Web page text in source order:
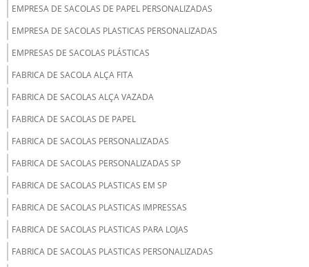
EMPRESA DE SACOLAS DE PAPEL PERSONALIZADAS
EMPRESA DE SACOLAS PLASTICAS PERSONALIZADAS
EMPRESAS DE SACOLAS PLÁSTICAS
FABRICA DE SACOLA ALÇA FITA
FABRICA DE SACOLAS ALÇA VAZADA
FABRICA DE SACOLAS DE PAPEL
FABRICA DE SACOLAS PERSONALIZADAS
FABRICA DE SACOLAS PERSONALIZADAS SP
FABRICA DE SACOLAS PLASTICAS EM SP
FABRICA DE SACOLAS PLASTICAS IMPRESSAS
FABRICA DE SACOLAS PLASTICAS PARA LOJAS
FABRICA DE SACOLAS PLASTICAS PERSONALIZADAS